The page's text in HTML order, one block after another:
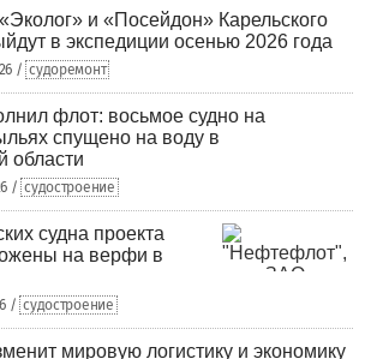
и «Посейдон» Карельского
в экспедиции осенью 2026 года
/ судоремонт
флот: восьмое судно на
спущено на воду в
области
/ судостроение
судна проекта
на верфи в
/ судостроение
мировую логистику и экономику